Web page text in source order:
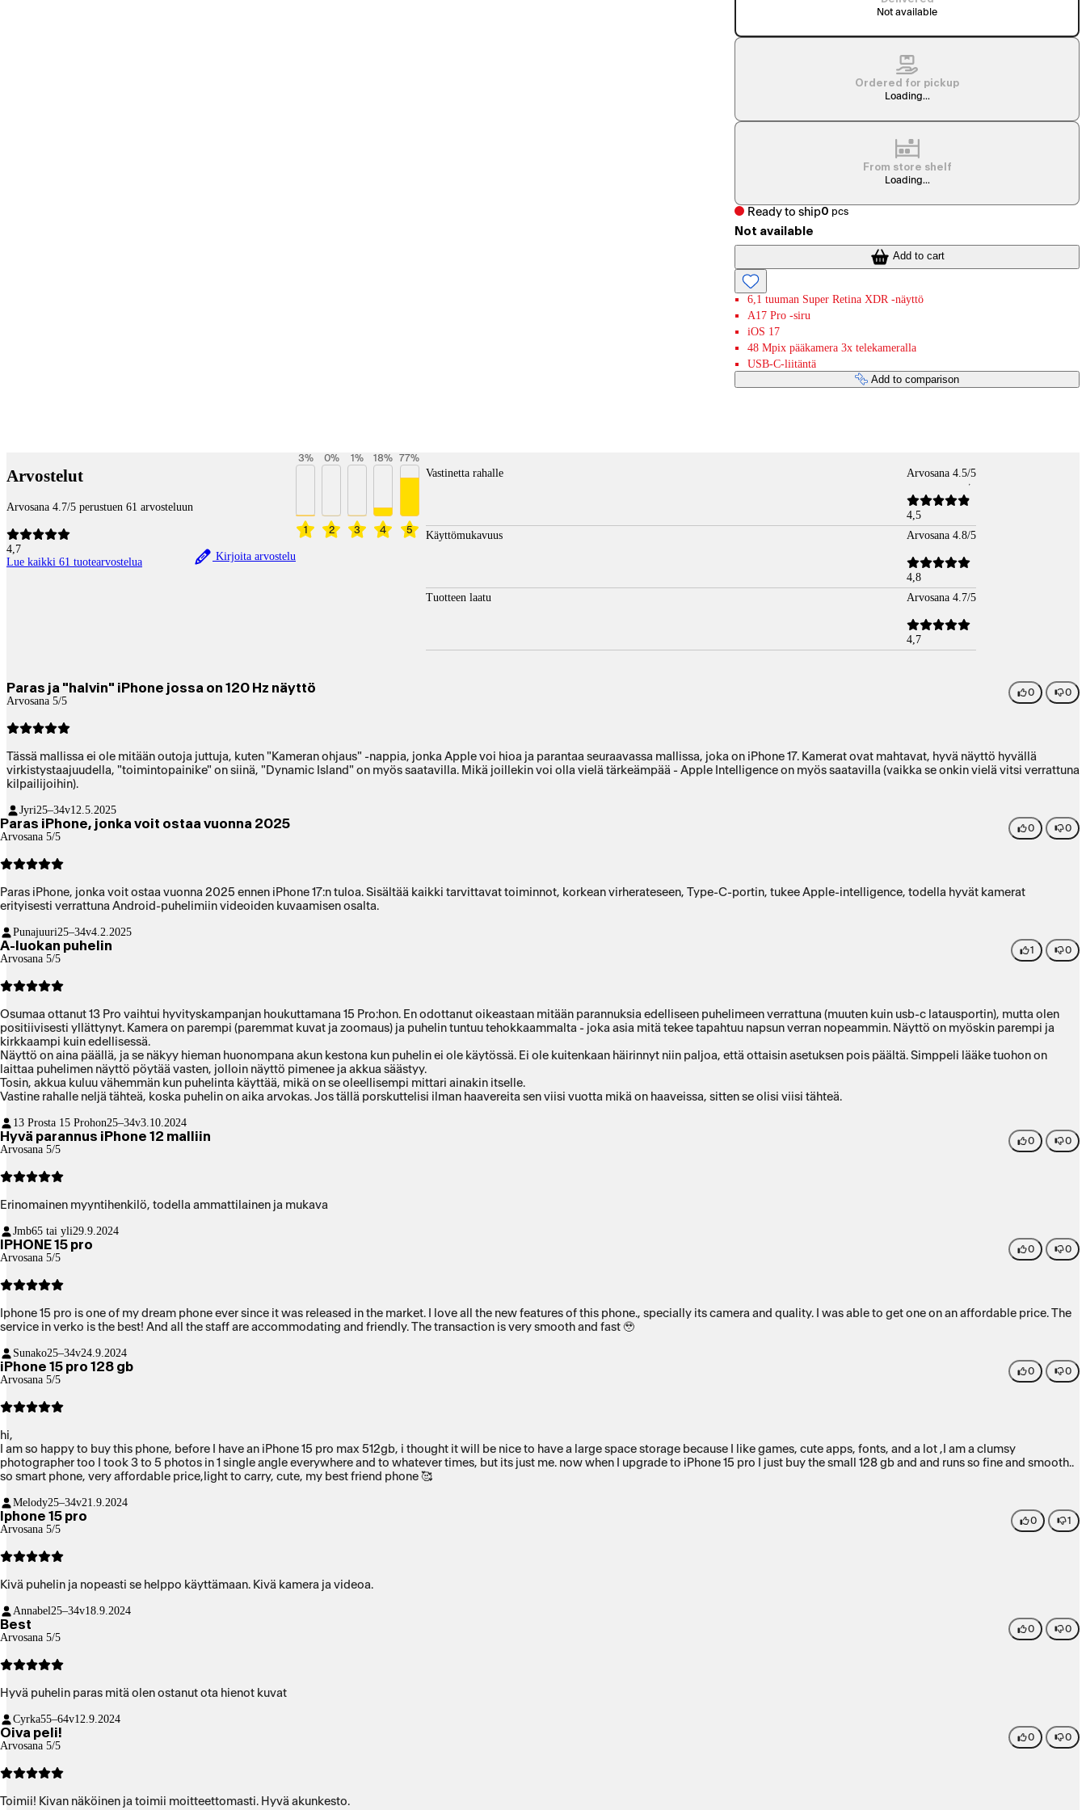
Not available
Ordered for pickup
Loading...
From store shelf
Loading...
Ready to ship0 pcs
Not available
Add to cart
6,1 tuuman Super Retina XDR ‑näyttö
A17 Pro -siru
iOS 17
48 Mpix pääkamera 3x telekameralla
USB-C-liitäntä
Add to comparison
Arvostelut
Arvosana 4.7/5 perustuen 61 arvosteluun
4,7
Lue kaikki 61 tuotearvostelua
Kirjoita arvostelu
1
3%
2
0%
3
1%
4
18%
5
77%
Vastinetta rahalle Arvosana 4.5/5
4,5
Käyttömukavuus
Arvosana 4.8/5
4,8
Tuotteen laatu
Arvosana 4.7/5
4,7
Paras ja "halvin" iPhone jossa on 120 Hz näyttö
Arvosana 5/5
0 0
Tässä mallissa ei ole mitään outoja juttuja, kuten "Kameran ohjaus" -nappia, jonka Apple voi hioa ja parantaa seuraavassa mallissa, joka on iPhone 17. Kamerat ovat mahtavat, hyvä näyttö hyvällä
virkistystaajuudella, "toimintopainike" on siinä, "Dynamic Island" on myös saatavilla. Mikä joillekin voi olla vielä tärkeämpää - Apple Intelligence on myös saatavilla (vaikka se onkin vielä vitsi verrattuna
kilpailijoihin).
Jyri25–34v12.5.2025
Paras iPhone, jonka voit ostaa vuonna 2025
Arvosana 5/5
0 0
Paras iPhone, jonka voit ostaa vuonna 2025 ennen iPhone 17:n tuloa. Sisältää kaikki tarvittavat toiminnot, korkean virherateseen, Type-C-portin, tukee Apple-intelligence, todella hyvät kamerat
erityisesti verrattuna Android-puhelimiin videoiden kuvaamisen osalta.
Punajuuri25–34v4.2.2025
A-luokan puhelin
Arvosana 5/5
1 0
Osumaa ottanut 13 Pro vaihtui hyvityskampanjan houkuttamana 15 Pro:hon. En odottanut oikeastaan mitään parannuksia edelliseen puhelimeen verrattuna (muuten kuin usb-c latausportin), mutta olen
positiivisesti yllättynyt. Kamera on parempi (paremmat kuvat ja zoomaus) ja puhelin tuntuu tehokkaammalta - joka asia mitä tekee tapahtuu napsun verran nopeammin. Näyttö on myöskin parempi ja
kirkkaampi kuin edellisessä.
Näyttö on aina päällä, ja se näkyy hieman huonompana akun kestona kun puhelin ei ole käytössä. Ei ole kuitenkaan häirinnyt niin paljoa, että ottaisin asetuksen pois päältä. Simppeli lääke tuohon on
laittaa puhelimen näyttö pöytää vasten, jolloin näyttö pimenee ja akkua säästyy.
Tosin, akkua kuluu vähemmän kun puhelinta käyttää, mikä on se oleellisempi mittari ainakin itselle.
Vastine rahalle neljä tähteä, koska puhelin on aika arvokas. Jos tällä porskuttelisi ilman haavereita sen viisi vuotta mikä on haaveissa, sitten se olisi viisi tähteä.
13 Prosta 15 Prohon25–34v3.10.2024
Hyvä parannus iPhone 12 malliin
Arvosana 5/5
0 0
Erinomainen myyntihenkilö, todella ammattilainen ja mukava
Jmb65 tai yli29.9.2024
IPHONE 15 pro
Arvosana 5/5
0 0
Iphone 15 pro is one of my dream phone ever since it was released in the market. I love all the new features of this phone., specially its camera and quality. I was able to get one on an affordable price. The
service in verko is the best! And all the staff are accommodating and friendly. The transaction is very smooth and fast 🥹
Sunako25–34v24.9.2024
iPhone 15 pro 128 gb
Arvosana 5/5
0 0
hi,
I am so happy to buy this phone, before I have an iPhone 15 pro max 512gb, i thought it will be nice to have a large space storage because I like games, cute apps, fonts, and a lot ,I am a clumsy
photographer too I took 3 to 5 photos in 1 single angle everywhere and to whatever times, but its just me. now when I upgrade to iPhone 15 pro I just buy the small 128 gb and and runs so fine and smooth..
so smart phone, very affordable price,light to carry, cute, my best friend phone 🥰
Melody25–34v21.9.2024
Iphone 15 pro
Arvosana 5/5
0 1
Kivä puhelin ja nopeasti se helppo käyttämaan. Kivä kamera ja videoa.
Annabel 25–34v18.9.2024
Best
Arvosana 5/5
0 0
Hyvä puhelin paras mitä olen ostanut ota hienot kuvat
Cyrka55–64v12.9.2024
Oiva peli!
Arvosana 5/5
0 0
Toimii! Kivan näköinen ja toimii moitteettomasti. Hyvä akunkesto.